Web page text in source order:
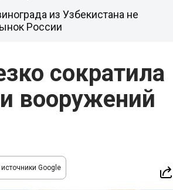
сократила
вооружений
Google
из Узбекистана не
России